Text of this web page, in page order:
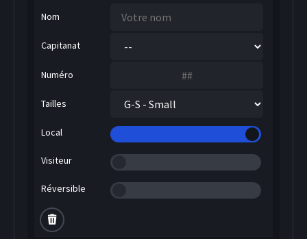
Nom
Capitanat
Numéro
Tailles
Local
Visiteur
Réversible